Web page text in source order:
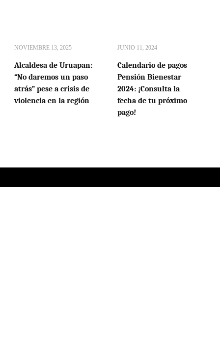
NOVIEMBRE 13, 2025
Alcaldesa de Uruapan:
“No daremos un paso
atrás” pese a crisis de
violencia en la región
JUNIO 11, 2024
Calendario de pagos
Pensión Bienestar
2024: ¡Consulta la
fecha de tu próximo
pago!